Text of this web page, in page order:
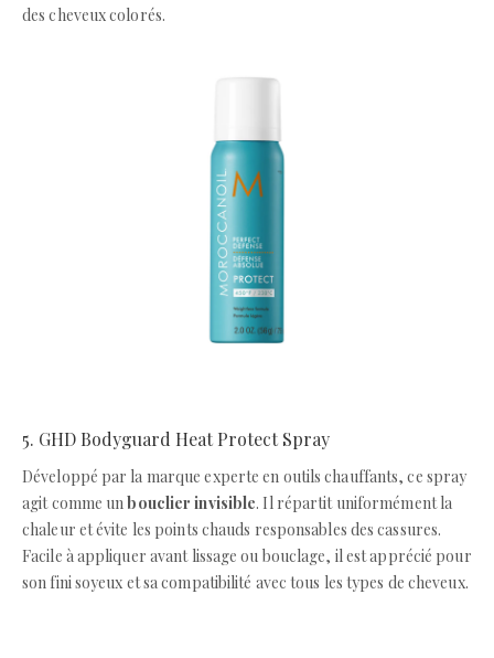
des cheveux colorés.
5. GHD Bodyguard Heat Protect Spray
Développé par la marque experte en outils chauffants, ce spray
agit comme unbouclier invisible. Il répartit uniformément la
chaleur et évite les points chauds responsables des cassures.
Facile à appliquer avant lissage ou bouclage, il est apprécié pour
son fini soyeux et sa compatibilité avec tous les types de cheveux.